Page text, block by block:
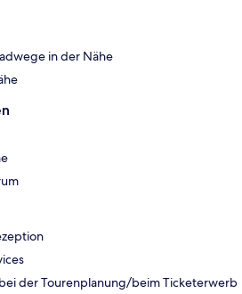
in der Nähe
der Tourenplanung/beim Ticketerwerb